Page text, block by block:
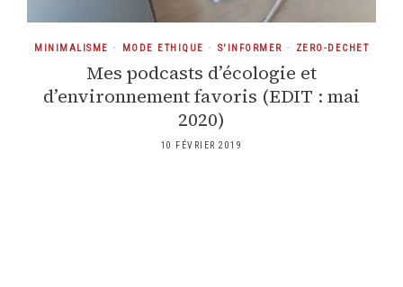
MINIMALISME • MODE ETHIQUE • S'INFORMER • ZERO-DECHET
Mes podcasts d’écologie et
d’environnement favoris (EDIT : mai
2020)
10 FÉVRIER 2019